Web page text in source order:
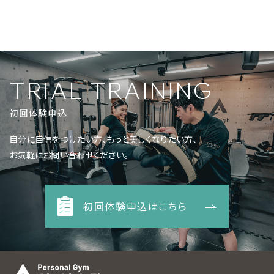
TRIAL TRAINING
初回体験申込
自分に自信をつけたい方、もっと美しくなりたい方、
お気軽にお問い合わせください。
初回体験申込はこちら